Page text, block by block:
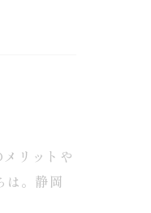
リットや
は。静岡